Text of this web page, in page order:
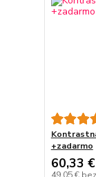
+zadarmo
60,33 €